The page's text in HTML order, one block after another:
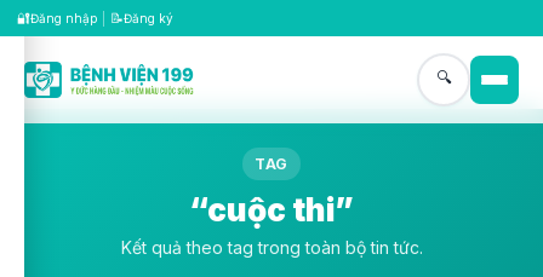
🔐Đăng nhập 📝Đăng ký
🔍
TAG
“cuộc thi”
Kết quả theo tag trong toàn bộ tin tức.